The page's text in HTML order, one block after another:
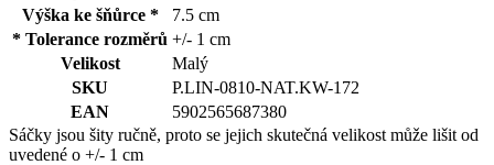
Výška ke šňůrce *
7.5 cm
* Tolerance rozměrů +/- 1 cm
Velikost
Malý
SKU
P.LIN-0810-NAT.KW-172
EAN
5902565687380
Sáčky jsou šity ručně, proto se jejich skutečná velikost může lišit od
uvedené o +/- 1 cm